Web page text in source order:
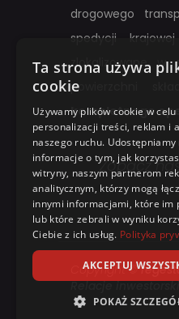
drogowego
spedycji
zlokalizowane w
powierzchni
kompletnego
Zobacz
Copyright ©
Relacje
Ta strona używa
cookie
Używamy plików cookie w celu
personalizacji treści, reklam i
naszego ruchu. Udostępniamy
informacje o tym, jak
witryny, naszym partnerom
analitycznym, którzy mogą
innymi informacjami, które im
lub które zebrali w wyniku
Ciebie z ich usług. Polityka
AKCEPTUJ
POKAŻ